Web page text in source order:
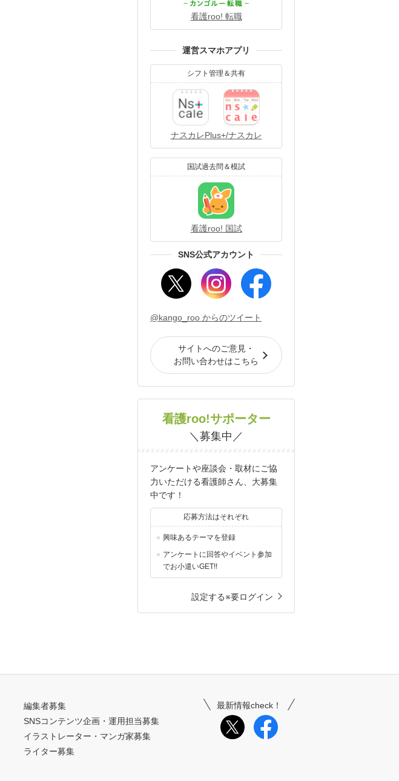
看護roo! 転職
運営スマホアプリ
シフト管理＆共有
ナスカレPlus+/ナスカレ
国試過去問＆模試
看護roo! 国試
SNS公式アカウント
@kango_roo からのツイート
サイトへのご意見・
お問い合わせはこちら
看護roo!サポーター
＼募集中／
アンケートや座談会・取材にご協
力いただける看護師さん、大募集
中です！
応募方法はそれぞれ
興味あるテーマを登録
アンケートに回答やイベント参加
でお小遣いGET!!
設定する※要ログイン
編集者募集
SNSコンテンツ企画・運用担当募集
イラストレーター・マンガ家募集
ライター募集
最新情報check！